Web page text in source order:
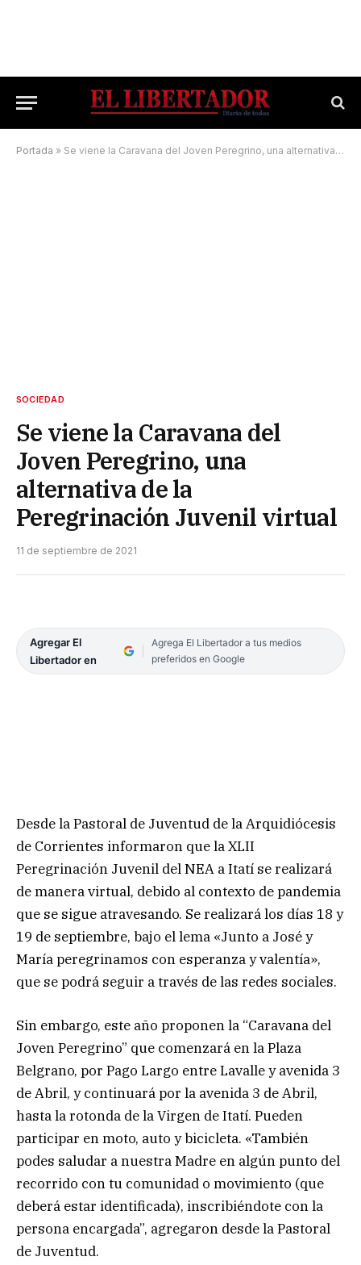
Portada » Se viene la Caravana del Joven Peregrino, una alternativa de la Peregrinación Juvenil virtual
SOCIEDAD
Se viene la Caravana del
Joven Peregrino, una
alternativa de la
Peregrinación Juvenil virtual
11 de septiembre de 2021
Agregar El
Libertador en
Agrega El Libertador a tus medios
preferidos en Google
Desde la Pastoral de Juventud de la Arquidiócesis
de Corrientes informaron que la XLII
Peregrinación Juvenil del NEA a Itatí se realizará
de manera virtual, debido al contexto de pandemia
que se sigue atravesando. Se realizará los días 18 y
19 de septiembre, bajo el lema «Junto a José y
María peregrinamos con esperanza y valentía»,
que se podrá seguir a través de las redes sociales.
Sin embargo, este año proponen la “Caravana del
Joven Peregrino” que comenzará en la Plaza
Belgrano, por Pago Largo entre Lavalle y avenida 3
de Abril, y continuará por la avenida 3 de Abril,
hasta la rotonda de la Virgen de Itatí. Pueden
participar en moto, auto y bicicleta. «También
podes saludar a nuestra Madre en algún punto del
recorrido con tu comunidad o movimiento (que
deberá estar identificada), inscribiéndote con la
persona encargada”, agregaron desde la Pastoral
de Juventud.